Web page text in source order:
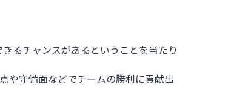
るチャンスがあるということを当たり
や守備面などでチームの勝利に貢献出